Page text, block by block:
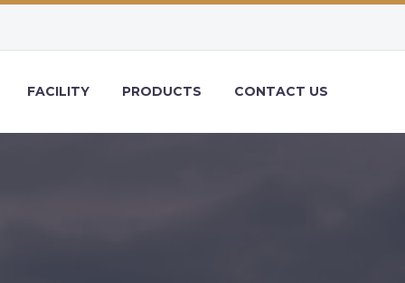
FACILITY PRODUCTS CONTACT US